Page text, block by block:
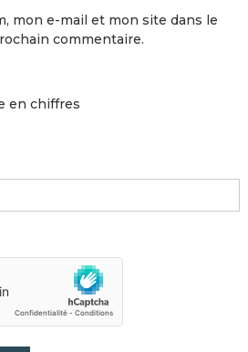
mon e-mail et mon site dans le
commentaire.
en chiffres